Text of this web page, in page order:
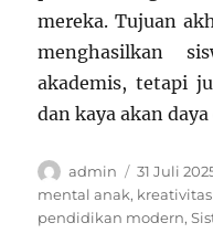
mereka. Tujuan
menghasilkan
akademis, tetapi
dan kaya akan
Author
admin
Posted
on
31 Juli
mental anak,
pendidikan modern,